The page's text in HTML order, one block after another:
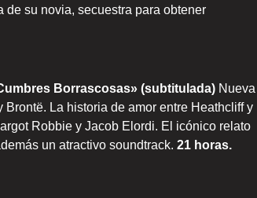
su novia, secuestra para obtener
Borrascosas» (subtitulada) Nueva
La historia de amor entre Heathcliff y
Robbie y Jacob Elordi. El icónico relato
un atractivo soundtrack. 21 horas.